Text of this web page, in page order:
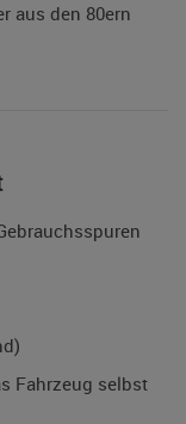
aus den 80ern
Fahrzeug selbst